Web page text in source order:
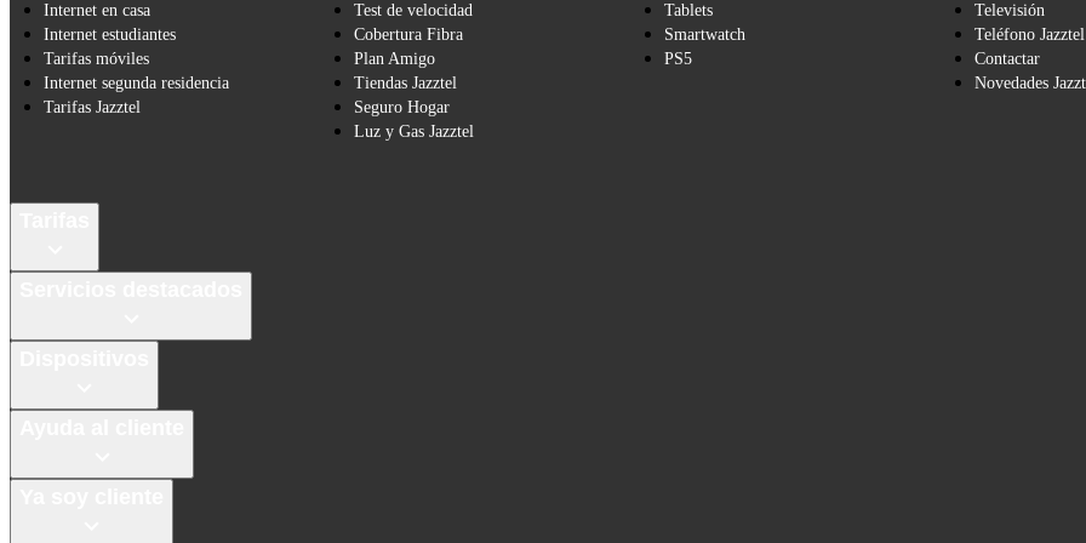
Internet en casa
Internet estudiantes
Tarifas móviles
Internet segunda residencia
Tarifas Jazztel
Test de velocidad
Cobertura Fibra
Plan Amigo
Tiendas Jazztel
Seguro Hogar
Luz y Gas Jazztel
Tablets
Smartwatch
PS5
Televisión
Teléfono Jazztel
Contactar
Novedades